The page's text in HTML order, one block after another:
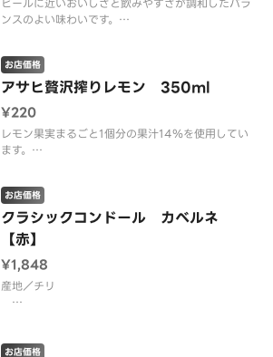
ンスのよい味わいです。
マ”製法と原材料の使用方法を最適化することによ
り、飲みごたえを高めビールに近いおいしさを実現
しました。
※ラベル
アサヒ贅沢搾りレモン 350ml
お店価格
¥220
レモン果実まるごと1個分の果汁14％を使用してい
ます。
ーで飲みやすい味わいです。
アルコール分（度数）4％
※ラベル刷新により、パッケージデザインが異なる
可能性がございます。
※20歳未満の方の飲酒は法律で禁止さ
クラシックコンドール カベルネ
【赤】
お店価格
¥1,848
産地／チリ
リを良く合う。
お店価格